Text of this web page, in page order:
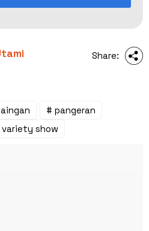
Share:
# pangeran
variety show